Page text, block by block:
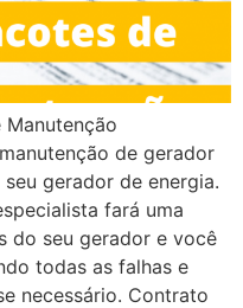
de gerador
gerador de energia.
fará uma
do seu gerador e você
todas as falhas e
necessário. Contrato